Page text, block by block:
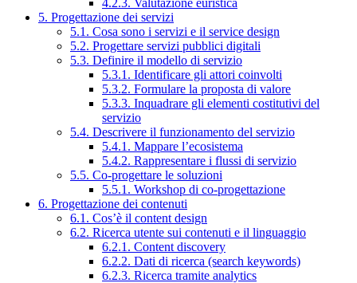
4.2.3. Valutazione euristica
5. Progettazione dei servizi
5.1. Cosa sono i servizi e il service design
5.2. Progettare servizi pubblici digitali
5.3. Definire il modello di servizio
5.3.1. Identificare gli attori coinvolti
5.3.2. Formulare la proposta di valore
5.3.3. Inquadrare gli elementi costitutivi del
servizio
5.4. Descrivere il funzionamento del servizio
5.4.1. Mappare l’ecosistema
5.4.2. Rappresentare i flussi di servizio
5.5. Co-progettare le soluzioni
5.5.1. Workshop di co-progettazione
6. Progettazione dei contenuti
6.1. Cos’è il content design
6.2. Ricerca utente sui contenuti e il linguaggio
6.2.1. Content discovery
6.2.2. Dati di ricerca (search keywords)
6.2.3. Ricerca tramite analytics